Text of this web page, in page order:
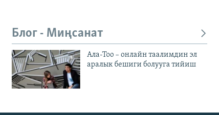
Блог - Миңсанат
Ала-Тоо – онлайн таалимдин эл
аралык бешиги болууга тийиш